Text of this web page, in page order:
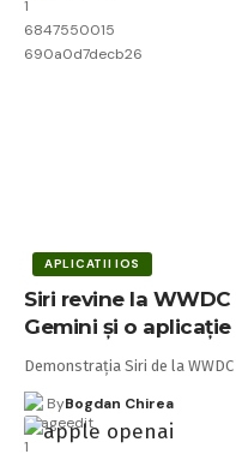
APLICATII IOS
Siri revine la
Gemini și o
Demonstrația Siri de la
ByBogdan Chirea